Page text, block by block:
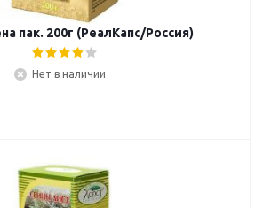
пак. 200г (РеалКапс/Россия)
Нет в наличии